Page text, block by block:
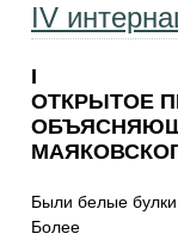
IV
I
ОТКРЫТОЕ
Были белые булки.
Более